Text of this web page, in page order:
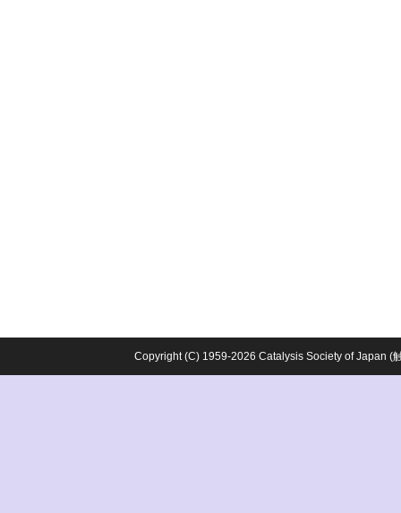
Copyright (C) 1959-2026 Catalysis Society of Japan (